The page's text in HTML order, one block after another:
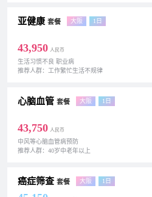
亚健康 套餐 大阪 1日
43,950 人民币
生活习惯不良 职业病
推荐人群：工作繁忙生活不规律
心脑血管 套餐 大阪 1日
43,750 人民币
中风等心脑血管病预防
推荐人群：40岁中老年以上
癌症筛查 套餐 大阪 1日